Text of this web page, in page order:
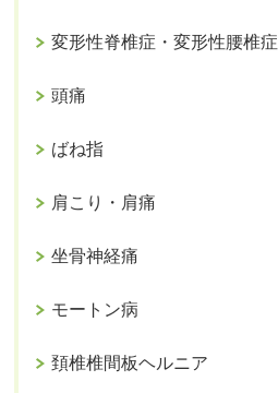
変形性脊椎症・変形性腰椎症
頭痛
ばね指
肩こり・肩痛
坐骨神経痛
モートン病
頚椎椎間板ヘルニア